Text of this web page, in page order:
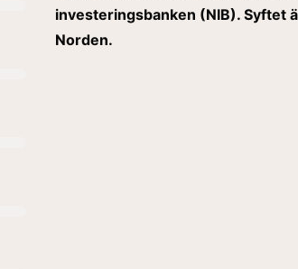
investeringsbanken (NIB). Syftet
Norden.